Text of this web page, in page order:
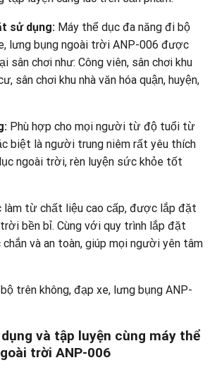
sử dụng: Máy thể dục đa năng đi bộ
lưng bụng ngoài trời ANP-006 được
sân chơi như: Công viên, sân chơi khu
sân chơi khu nhà văn hóa quận, huyện,
Phù hợp cho mọi người từ độ tuổi từ
biệt là người trung niêm rất yêu thích
ngoài trời, rèn luyện sức khỏe tốt
làm từ chất liệu cao cấp, được lắp đặt
bền bỉ. Cùng với quy trình lắp đặt
chắn và an toàn, giúp mọi người yên tâm
và tập luyện cùng máy thể
trời ANP-006